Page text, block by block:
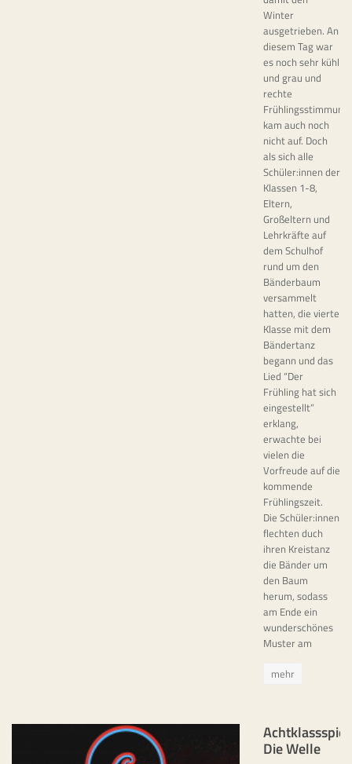
Winter
ausgetrieben. An
diesem Tag war
es noch sehr kühl
und grau und
rechte
Frühlingsstimmung
kam auch noch
nicht auf. Doch
als sich alle
Schüler:innen der
Klassen 1-8,
Eltern,
Großeltern und
Lehrkräfte auf
dem Schulhof
rund um den
Bänderbaum
versammelt
hatten, die vierte
Klasse mit dem
Bändertanz
begann und das
Lied “Der
Frühling hat sich
eingestellt”
erklang,
erwachte bei
vielen die
Vorfreude auf die
kommende
Frühlingszeit.
Die Schüler:innen
flechten duch
ihren Kreistanz
die Bänder um
den Baum
herum, sodass
am Ende ein
wunderschönes
Muster am
mehr
Achtklassspiel:
Die Welle